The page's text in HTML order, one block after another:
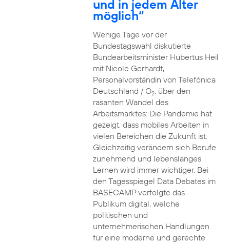
und in jedem Alter
möglich“
Wenige Tage vor der
Bundestagswahl diskutierte
Bundearbeitsminister Hubertus Heil
mit Nicole Gerhardt,
Personalvorständin von Telefónica
Deutschland / O2, über den
rasanten Wandel des
Arbeitsmarktes: Die Pandemie hat
gezeigt, dass mobiles Arbeiten in
vielen Bereichen die Zukunft ist.
Gleichzeitig verändern sich Berufe
zunehmend und lebenslanges
Lernen wird immer wichtiger. Bei
den Tagesspiegel Data Debates im
BASECAMP verfolgte das
Publikum digital, welche
politischen und
unternehmerischen Handlungen
für eine moderne und gerechte